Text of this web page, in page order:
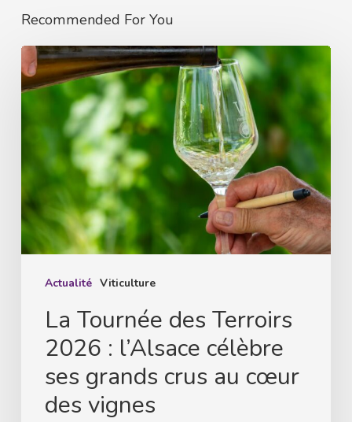
Recommended For You
Actualité Viticulture
La
Tournée
des
Terroirs
2026
l’Alsace
célèbre
ses
grands
cœur
vignes
La Tournée des Terroirs
2026 : l’Alsace célèbre
ses grands crus au cœur
des vignes